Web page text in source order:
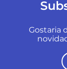
Gostaria